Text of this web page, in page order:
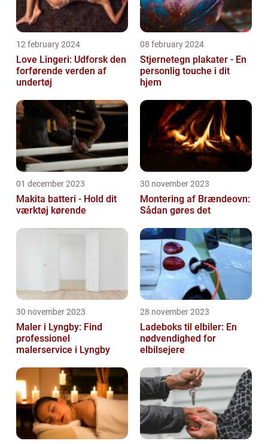
12 february 2024
Love Lingeri: Udforsk den
forførende verden af
undertøj
08 february 2024
Stjernetegn plakater - En
personlig touche i dit
hjem
01 december 2023
Makita batteri - Hold dit
værktøj kørende
30 november 2023
Montering af Brændeovn:
Sådan gøres det
30 november 2023
Maler i Lyngby: Find
professionel
malerservice i Lyngby
28 november 2023
Ladeboks til elbiler: En
nødvendighed for
elbilsejere